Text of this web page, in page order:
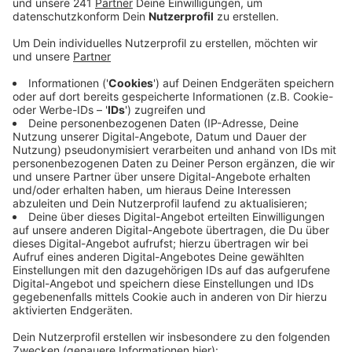
Der Aussichtsturm am Weißen Stein ist ab sofort
gesperrt. Auf dem Turm seien Corona-Abstände
nicht einzuhalten, heißt es vom Bürgermeister. Die
aufgestockt – und soll auch je nach Situation vor
Ort angepasst werden.
Bürgermeister Westerburg zeigt zwar
Verständnis, dass die Menschen den Schnee sehen
wollen und aus den Städten rauswollen. Aber es sei
schon ein extremer Besucheransturm. Der kleine
Ort Miescheid zum Beispiel sei total zugeparkt
gewesen.
Die Gemeinde rät wegen der begrenzten
Parkmöglichkeiten von einem Besuch in Udenbreth
und Hollerath in den nächsten Tagen ab.
Veröffentlicht: Mittwoch, 30.12.2020 11:12